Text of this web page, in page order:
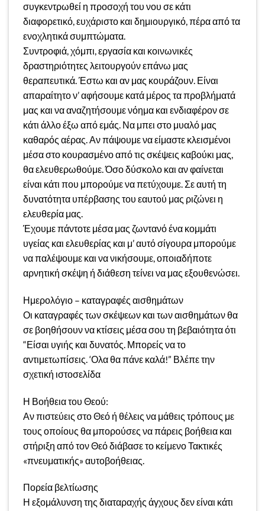
συγκεντρωθεί η προσοχή του νου σε κάτι
διαφορετικό, ευχάριστο και δημιουργικό, πέρα από τα
ενοχλητικά συμπτώματα.
Συντροφιά, χόμπι, εργασία και κοινωνικές
δραστηριότητες λειτουργούν επάνω μας
θεραπευτικά. Έστω και αν μας κουράζουν. Είναι
απαραίτητο ν’ αφήσουμε κατά μέρος τα προβλήματά
μας και να αναζητήσουμε νόημα και ενδιαφέρον σε
κάτι άλλο έξω από εμάς. Να μπει στο μυαλό μας
καθαρός αέρας. Αν πάψουμε να είμαστε κλεισμένοι
μέσα στο κουρασμένο από τις σκέψεις καβούκι μας,
θα ελευθερωθούμε. Όσο δύσκολο και αν φαίνεται
είναι κάτι που μπορούμε να πετύχουμε. Σε αυτή τη
δυνατότητα υπέρβασης του εαυτού μας ριζώνει η
ελευθερία μας.
Έχουμε πάντοτε μέσα μας ζωντανό ένα κομμάτι
υγείας και ελευθερίας και μ’ αυτό σίγουρα μπορούμε
να παλέψουμε και να νικήσουμε, οποιαδήποτε
αρνητική σκέψη ή διάθεση τείνει να μας εξουθενώσει.
Ημερολόγιο – καταγραφές αισθημάτων
Οι καταγραφές των σκέψεων και των αισθημάτων θα
σε βοηθήσουν να κτίσεις μέσα σου τη βεβαιότητα ότι
“Είσαι υγιής και δυνατός. Μπορείς να το
αντιμετωπίσεις. ‘Ολα θα πάνε καλά!” Βλέπε την
σχετική ιστοσελίδα
Η Βοήθεια του Θεού:
Αν πιστεύεις στο Θεό ή θέλεις να μάθεις τρόπους με
τους οποίους θα μπορούσες να πάρεις βοήθεια και
στήριξη από τον Θεό διάβασε το κείμενο Τακτικές
«πνευματικής» αυτοβοήθειας.
Πορεία βελτίωσης
Η εξομάλυνση της διαταραχής άγχους δεν είναι κάτι